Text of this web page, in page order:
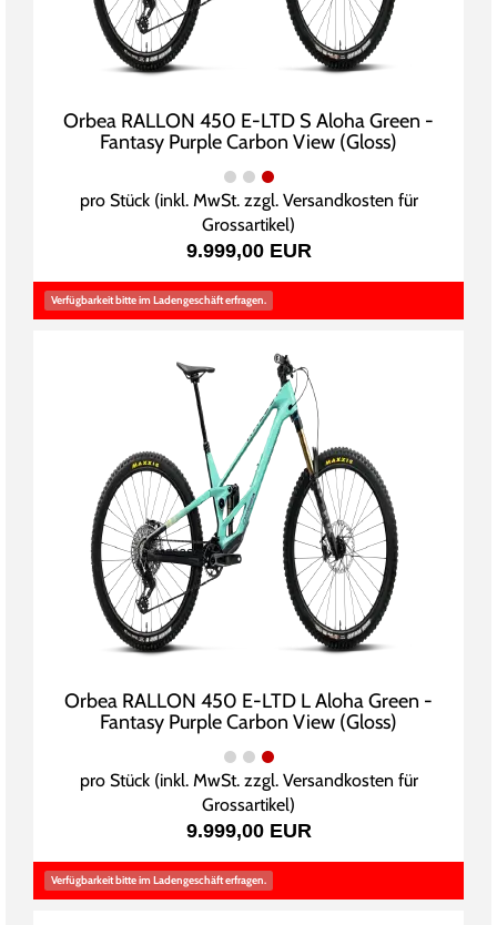
Orbea RALLON 450 E-LTD S Aloha Green -
Fantasy Purple Carbon View (Gloss)
pro Stück (inkl. MwSt. zzgl. Versandkosten für
Grossartikel)
9.999,00 EUR
Verfügbarkeit bitte im Ladengeschäft erfragen.
Orbea RALLON 450 E-LTD L Aloha Green -
Fantasy Purple Carbon View (Gloss)
pro Stück (inkl. MwSt. zzgl. Versandkosten für
Grossartikel)
9.999,00 EUR
Verfügbarkeit bitte im Ladengeschäft erfragen.